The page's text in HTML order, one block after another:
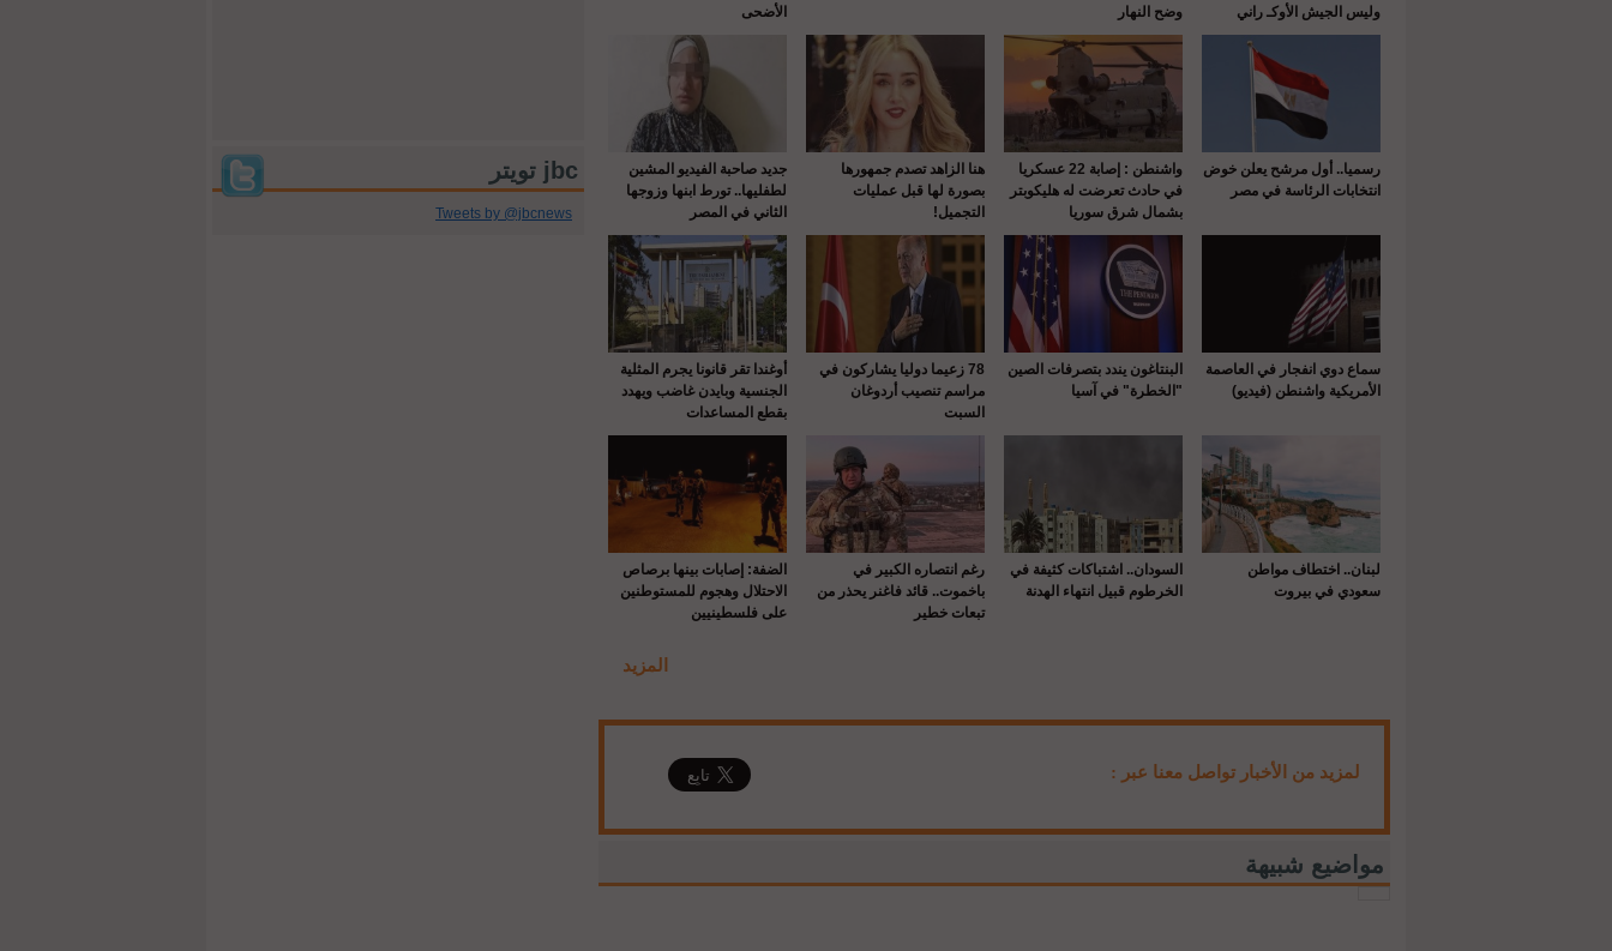
jbc تويتر
Tweets by @jbcnews
وليس الجيش الأوكـ راني
وضح النهار
الأضحى
رسميا.. أول مرشح يعلن خوض
انتخابات الرئاسة في مصر
واشنطن : إصابة 22 عسكريا
في حادث تعرضت له هليكوبتر
بشمال شرق سوريا
هنا الزاهد تصدم جمهورها
بصورة لها قبل عمليات
التجميل!
جديد صاحبة الفيديو المشين
لطفليها.. تورط ابنها وزوجها
الثاني في المصر
سماع دوي انفجار في العاصمة
الأمريكية واشنطن (فيديو)
البنتاغون يندد بتصرفات الصين
"الخطرة" في آسيا
78 زعيما دوليا يشاركون في
مراسم تنصيب أردوغان
السبت
أوغندا تقر قانونا يجرم المثلية
الجنسية وبايدن غاضب ويهدد
بقطع المساعدات
لبنان.. اختطاف مواطن
سعودي في بيروت
السودان.. اشتباكات كثيفة في
الخرطوم قبيل انتهاء الهدنة
رغم انتصاره الكبير في
باخموت.. قائد فاغنر يحذر من
تبعات خطير
الضفة: إصابات بينها برصاص
الاحتلال وهجوم للمستوطنين
على فلسطينيين
المزيد
لمزيد من الأخبار تواصل معنا عبر :
مواضيع شبيهة